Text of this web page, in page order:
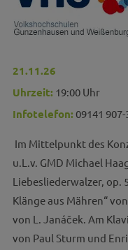
21.11.26
Uhrzeit: 19:00 Uhr
Infotelefon: 09141
Im Mittelpunkt des
u.L.v. GMD Michael
Liebesliederwalzer, op.
Klänge aus Mähren“
von L. Janáček. Am
von Paul Sturm und